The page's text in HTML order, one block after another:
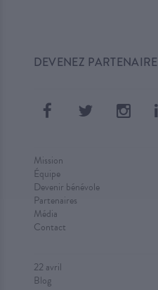
DEVENEZ PARTENAIRE
Mission
Équipe
Devenir bénévole
Partenaires
Média
Contact
22 avril
Blog